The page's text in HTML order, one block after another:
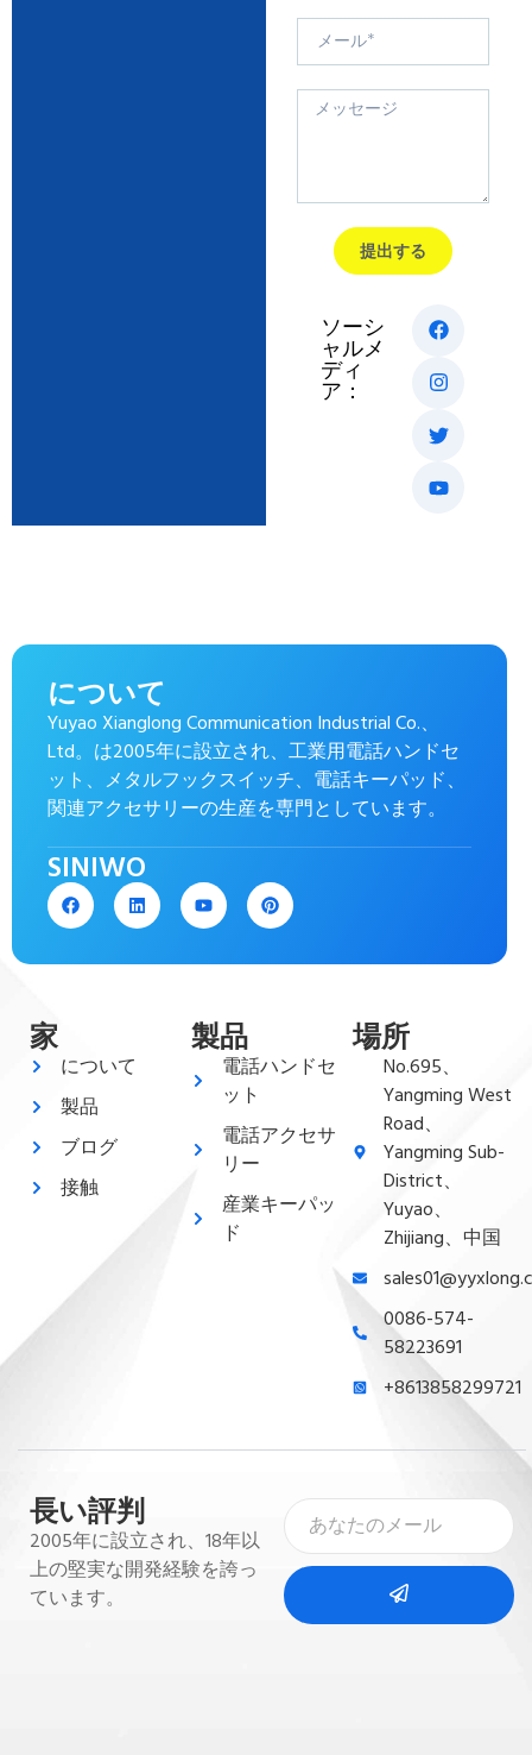
提出する
ソーシ
ャルメ
ディ
ア：
について
Yuyao Xianglong Communication Industrial Co.、
Ltd。は2005年に設立され、工業用電話ハンドセ
ット、メタルフックスイッチ、電話キーパッド、
関連アクセサリーの生産を専門としています。
SINIWO
家
について
製品
ブログ
接触
製品
電話ハンドセ
ット
電話アクセサ
リー
産業キーパッ
ド
場所
No.695、
Yangming West
Road、
Yangming Sub-
District、
Yuyao、
Zhijiang、中国
0086-574-
58223691
+8613858299721
長い評判
2005年に設立され、18年以
上の堅実な開発経験を誇っ
ています。